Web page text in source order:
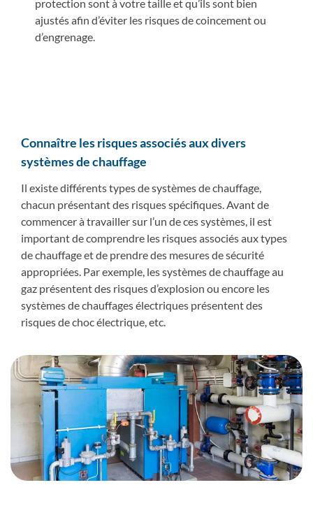
protection sont à votre taille et qu’ils sont bien
ajustés afin d’éviter les risques de coincement ou
d’engrenage.
Connaître les risques associés aux divers
systèmes de chauffage
Il existe différents types de systèmes de chauffage,
chacun présentant des risques spécifiques. Avant de
commencer à travailler sur l’un de ces systèmes, il est
important de comprendre les risques associés aux types
de chauffage et de prendre des mesures de sécurité
appropriées. Par exemple, les systèmes de chauffage au
gaz présentent des risques d’explosion ou encore les
systèmes de chauffages électriques présentent des
risques de choc électrique, etc.